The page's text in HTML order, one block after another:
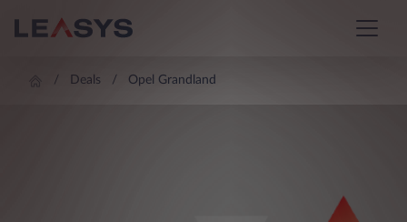
Deals Opel Grandland